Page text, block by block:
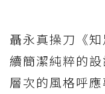
聶永真操刀《
續簡潔純粹的
層次的風格呼